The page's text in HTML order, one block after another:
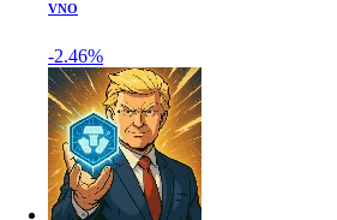
VNO
-2.46%